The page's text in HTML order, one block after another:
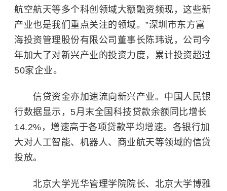
航空航天等多个科创领域大额融资频现，这些新
产业也是我们重点关注的领域。”深圳市东方富
海投资管理股份有限公司董事长陈玮说，公司今
年加大了对新兴产业的投资力度，累计投资超过
50家企业。
信贷资金亦加速流向新兴产业。中国人民银
行数据显示，5月末全国科技贷款余额同比增长
14.2%，增速高于各项贷款平均增速。各银行加
大对人工智能、机器人、商业航天等领域的信贷
投放。
北京大学光华管理学院院长、北京大学博雅